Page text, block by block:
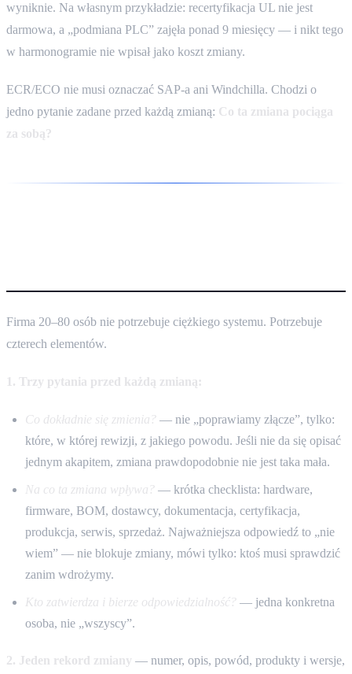
wyniknie. Na własnym przykładzie: recertyfikacja UL nie jest
darmowa, a „podmiana PLC” zajęła ponad 9 miesięcy — i nikt tego
w harmonogramie nie wpisał jako koszt zmiany.
ECR/ECO nie musi oznaczać SAP-a ani Windchilla. Chodzi o
jedno pytanie zadane przed każdą zmianą: Co ta zmiana pociąga
za sobą?
Firma 20–80 osób nie potrzebuje ciężkiego systemu. Potrzebuje
czterech elementów.
1. Trzy pytania przed każdą zmianą:
Co dokładnie się zmienia? — nie „poprawiamy złącze”, tylko:
które, w której rewizji, z jakiego powodu. Jeśli nie da się opisać
jednym akapitem, zmiana prawdopodobnie nie jest taka mała.
Na co ta zmiana wpływa? — krótka checklista: hardware,
firmware, BOM, dostawcy, dokumentacja, certyfikacja,
produkcja, serwis, sprzedaż. Najważniejsza odpowiedź to „nie
wiem” — nie blokuje zmiany, mówi tylko: ktoś musi sprawdzić
zanim wdrożymy.
Kto zatwierdza i bierze odpowiedzialność? — jedna konkretna
osoba, nie „wszyscy”.
2. Jeden rekord zmiany — numer, opis, powód, produkty i wersje,